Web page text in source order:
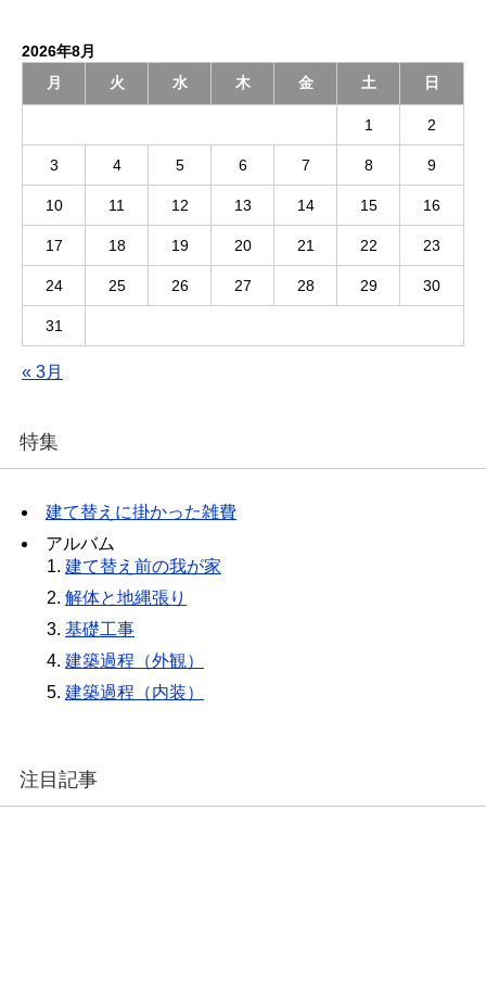
2026年8月
月
火 水 木 金 土 日
1 2
3 4 5 6 7 8 9
10 11 12 13 14 15 16
17 18 19 20 21 22 23
24 25 26 27 28 29 30
31
« 3月
特集
建て替えに掛かった雑費
アルバム
建て替え前の我が家
解体と地縄張り
基礎工事
建築過程（外観）
建築過程（内装）
注目記事